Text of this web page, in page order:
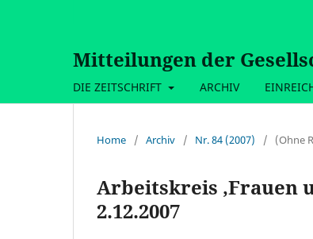
Mitteilungen der
DIE ZEITSCHRIFT ARCHIV
Home / Archiv / Nr. 84 (2007) / (Ohne
Arbeitskreis ,Frauen
2.12.2007